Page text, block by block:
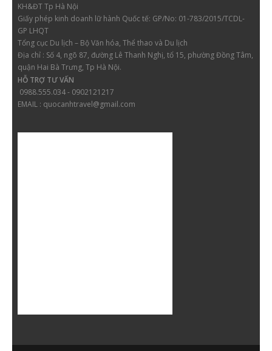
KH&ĐT Tp Hà Nội
Giấy phép kinh doanh lữ hành Quốc tế: GP/No: 01-783/2015/TCDL-
GP LHQT
Tổng cục Du lịch – Bộ Văn hóa, Thể thao và Du lịch
Địa chỉ : Số 4, ngõ 87, đường Lê Thanh Nghị, tổ 15, phường Đồng Tâm,
quận Hai Bà Trưng, Tp Hà Nội.
HỖ TRỢ TƯ VẤN
0988.555.034 - 0902121217
EMAIL : quocanhtravel@gmail.com